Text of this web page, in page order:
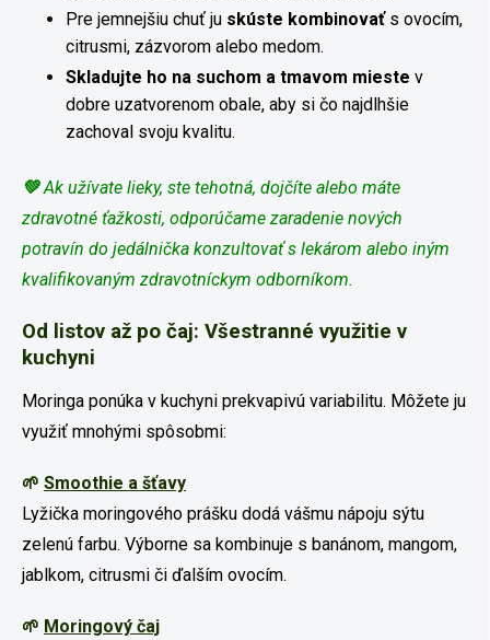
Pre jemnejšiu chuť ju skúste kombinovaťs ovocím,
citrusmi, zázvorom alebo medom.
Skladujte ho na suchom a tmavom mieste v
dobre uzatvorenom obale, aby si čo najdlhšie
zachoval svoju kvalitu.
💚Ak užívate lieky, ste tehotná, dojčíte alebo máte
zdravotné ťažkosti, odporúčame zaradenie nových
potravín do jedálnička konzultovať s lekárom alebo iným
kvalifikovaným zdravotníckym odborníkom.
Od listov až po čaj: Všestranné využitie v
kuchyni
Moringa ponúka v kuchyni prekvapivú variabilitu. Môžete ju
využiť mnohými spôsobmi:
🌱 Smoothie a šťavy
Lyžička moringového prášku dodá vášmu nápoju sýtu
zelenú farbu. Výborne sa kombinuje s banánom, mangom,
jablkom, citrusmi či ďalším ovocím.
🌱 Moringový čaj